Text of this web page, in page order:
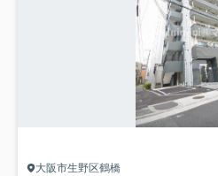
大阪市生野区鶴橋